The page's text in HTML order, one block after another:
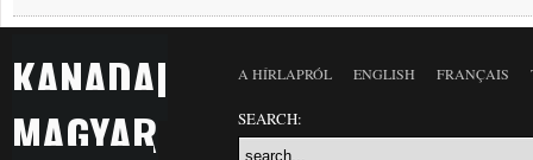
KANADAI
MAGYAR
A HÍRLAPRÓL ENGLISH FRANÇAIS
SEARCH: